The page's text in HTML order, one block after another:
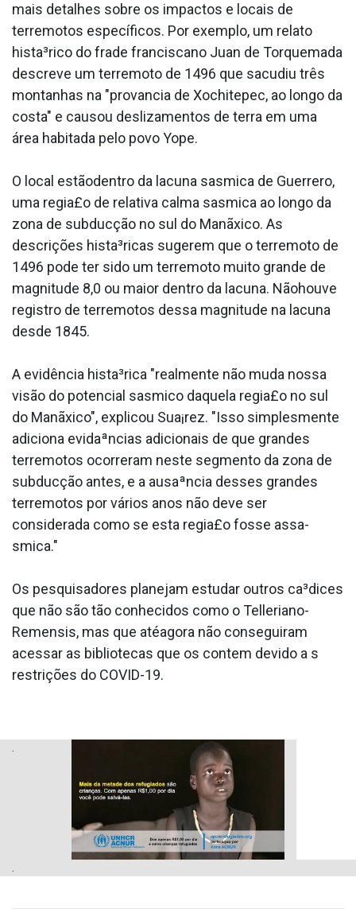
mais detalhes sobre os impactos e locais de
terremotos específicos. Por exemplo, um relato
hista³rico do frade franciscano Juan de Torquemada
descreve um terremoto de 1496 que sacudiu três
montanhas na "prova­ncia de Xochitepec, ao longo da
costa" e causou deslizamentos de terra em uma
área habitada pelo povo Yope.
O local estãodentro da lacuna sa­smica de Guerrero,
uma regia£o de relativa calma sa­smica ao longo da
zona de subducção no sul do Manãxico. As
descrições hista³ricas sugerem que o terremoto de
1496 pode ter sido um terremoto muito grande de
magnitude 8,0 ou maior dentro da lacuna. Nãohouve
registro de terremotos dessa magnitude na lacuna
desde 1845.
A evidência hista³rica "realmente não muda nossa
visão do potencial sa­smico daquela regia£o no sul
do Manãxico", explicou Sua¡rez. "Isso simplesmente
adiciona evidaªncias adicionais de que grandes
terremotos ocorreram neste segmento da zona de
subducção antes, e a ausaªncia desses grandes
terremotos por vários anos não deve ser
considerada como se esta regia£o fosse assa­
smica."
Os pesquisadores planejam estudar outros ca³dices
que não são tão conhecidos como o Telleriano-
Remensis, mas que atéagora não conseguiram
acessar as bibliotecas que os contem devido a s
restrições do COVID-19.
.
.